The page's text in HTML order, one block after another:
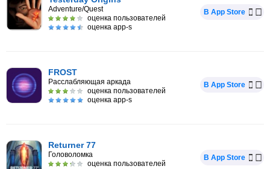
Adventure/Quest
оценка пользователей
оценка app-s
В App Store
FROST
Расслабляющая аркада
оценка пользователей
оценка app-s
В App Store
Returner 77
Головоломка
оценка пользователей
В App Store